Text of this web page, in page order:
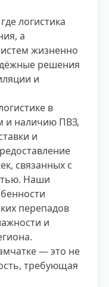
логистика
а
жизненно
решения
и
в
и наличию ПВЗ,
и
связанных с
Наши
перепадов
и
— это не
требующая